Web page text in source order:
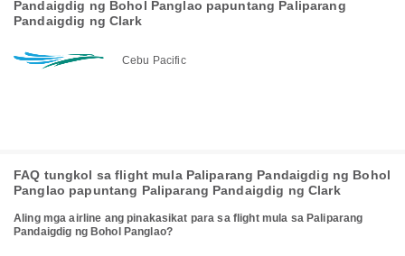
Pandaigdig ng Bohol Panglao papuntang Paliparang
Pandaigdig ng Clark
Cebu Pacific
FAQ tungkol sa flight mula Paliparang Pandaigdig ng Bohol
Panglao papuntang Paliparang Pandaigdig ng Clark
Aling mga airline ang pinakasikat para sa flight mula sa Paliparang
Pandaigdig ng Bohol Panglao?